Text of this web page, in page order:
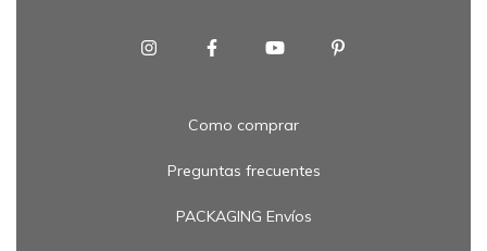
Como comprar
Preguntas frecuentes
PACKAGING Envíos